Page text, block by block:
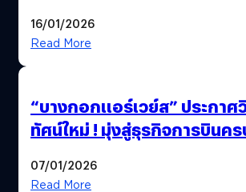
ได้ 53,000 ล้านบาท
16/01/2026
Read More
“บางกอกแอร์เวย์ส” ประกาศ
ทัศน์ใหม่ ! มุ่งสู่ธุรกิจการบินค
สังคม
07/01/2026
Read More